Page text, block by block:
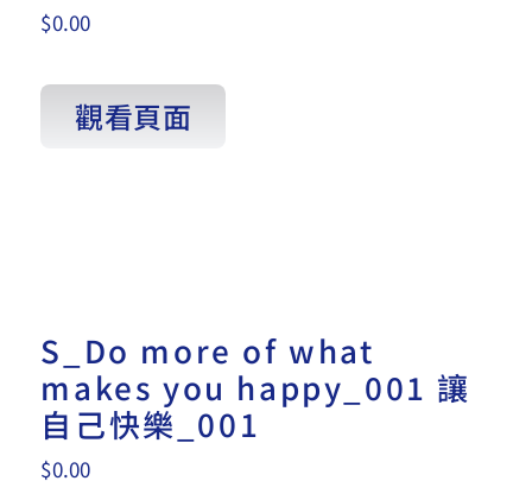
$0.00
觀看頁面
S_Do more of what
makes you happy_001 讓
自己快樂_001
$0.00